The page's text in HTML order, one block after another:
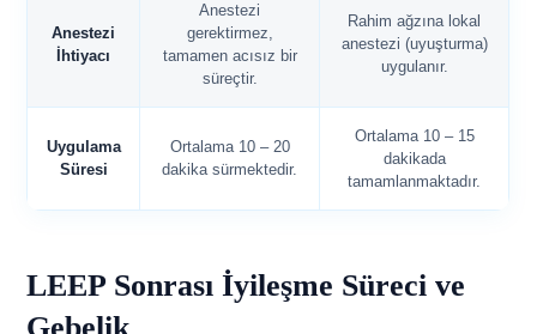
Anestezi
İhtiyacı
Anestezi
gerektirmez,
tamamen acısız bir
süreçtir.
Rahim ağzına lokal
anestezi (uyuşturma)
uygulanır.
Uygulama
Süresi
Ortalama 10 – 20
dakika sürmektedir.
Ortalama 10 – 15
dakikada
tamamlanmaktadır.
LEEP Sonrası İyileşme Süreci ve